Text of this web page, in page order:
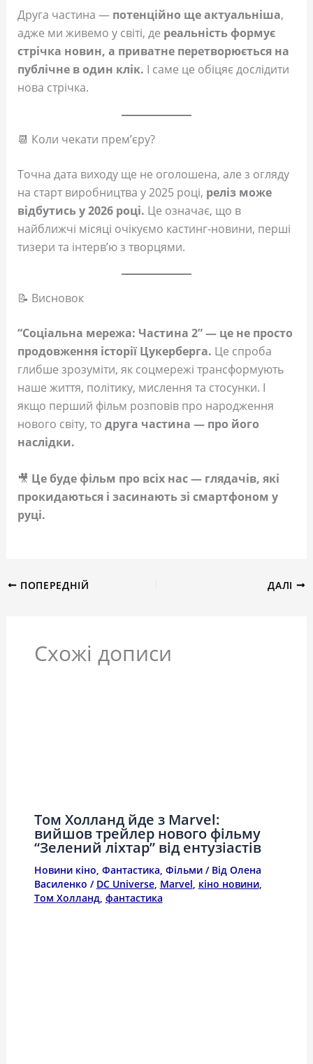
Друга частина — потенційно ще актуальніша,
адже ми живемо у світі, де реальність формує
стрічка новин, а приватне перетворюється на
публічне в один клік. І саме це обіцяє дослідити
нова стрічка.
📆 Коли чекати прем’єру?
Точна дата виходу ще не оголошена, але з огляду
на старт виробництва у 2025 році, реліз може
відбутись у 2026 році. Це означає, що в
найближчі місяці очікуємо кастинг-новини, перші
тизери та інтервʼю з творцями.
📝 Висновок
“Соціальна мережа: Частина 2” — це не просто
продовження історії Цукерберга. Це спроба
глибше зрозуміти, як соцмережі трансформують
наше життя, політику, мислення та стосунки. І
якщо перший фільм розповів про народження
нового світу, то друга частина — про його
наслідки.
🎥 Це буде фільм про всіх нас — глядачів, які
прокидаються і засинають зі смартфоном у
руці.
ПОПЕРЕДНІЙ ДАЛІ
Схожі дописи
Том Холланд йде з Marvel:
вийшов трейлер нового фільму
“Зелений ліхтар” від ентузіастів
Новини кіно, Фантастика, Фільми/ Від Олена
Василенко / DC Universe, Marvel, кіно новини,
Том Холланд, фантастика